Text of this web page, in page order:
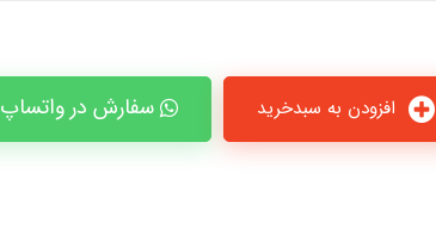
سفارش در واتساپ